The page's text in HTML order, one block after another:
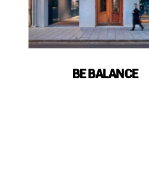
BE BALANCE